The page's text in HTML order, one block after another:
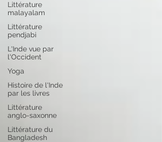
Littérature
malayalam
Littérature
pendjabi
L'Inde vue par
l'Occident
Yoga
Histoire de l'Inde
par les livres
Littérature
anglo-saxonne
Littérature du
Bangladesh